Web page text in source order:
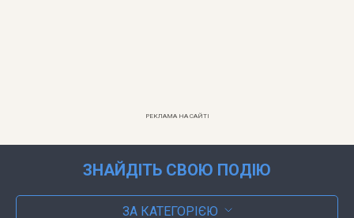
РЕКЛАМА НА САЙТІ
ЗНАЙДІТЬ СВОЮ ПОДІЮ
ЗА КАТЕГОРІЄЮ